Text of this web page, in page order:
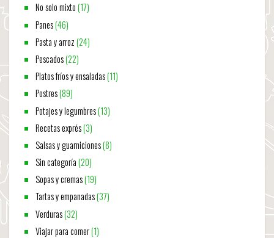
No solo mixto(17)
Panes(46)
Pasta y arroz(24)
Pescados(22)
Platos fríos y ensaladas(11)
Postres(89)
Potajes y legumbres(13)
Recetas exprés(3)
Salsas y guarniciones(8)
Sin categoría(20)
Sopas y cremas(19)
Tartas y empanadas(37)
Verduras(32)
Viajar para comer(1)